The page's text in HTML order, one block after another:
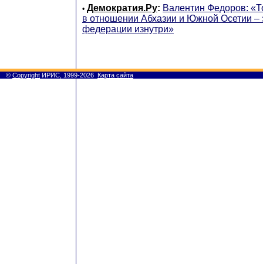
• Демократия.Ру: Валентин Федоров:
в отношении Абхазии и Южной Осетии –
федерации изнутри»
© Copyright ИРИС, 1999-2026 Карта сайта